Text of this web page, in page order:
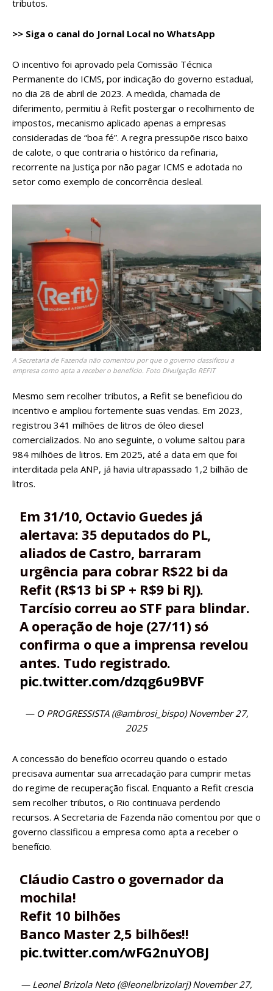
tributos.
>> Siga o canal do Jornal Local no WhatsApp
O incentivo foi aprovado pela Comissão Técnica
Permanente do ICMS, por indicação do governo estadual,
no dia 28 de abril de 2023. A medida, chamada de
diferimento, permitiu à Refit postergar o recolhimento de
impostos, mecanismo aplicado apenas a empresas
consideradas de “boa fé”. A regra pressupõe risco baixo
de calote, o que contraria o histórico da refinaria,
recorrente na Justiça por não pagar ICMS e adotada no
setor como exemplo de concorrência desleal.
A Secretaria de Fazenda não comentou por que o governo classificou a
empresa como apta a receber o benefício. Foto Divulgação REFIT
Mesmo sem recolher tributos, a Refit se beneficiou do
incentivo e ampliou fortemente suas vendas. Em 2023,
registrou 341 milhões de litros de óleo diesel
comercializados. No ano seguinte, o volume saltou para
984 milhões de litros. Em 2025, até a data em que foi
interditada pela ANP, já havia ultrapassado 1,2 bilhão de
litros.
Em 31/10, Octavio Guedes já
alertava: 35 deputados do PL,
aliados de Castro, barraram
urgência para cobrar R$22 bi da
Refit (R$13 bi SP + R$9 bi RJ).
Tarcísio correu ao STF para blindar.
A operação de hoje (27/11) só
confirma o que a imprensa revelou
antes. Tudo registrado.
pic.twitter.com/dzqg6u9BVF
— O PROGRESSISTA (@ambrosi_bispo)November 27,
2025
A concessão do benefício ocorreu quando o estado
precisava aumentar sua arrecadação para cumprir metas
do regime de recuperação fiscal. Enquanto a Refit crescia
sem recolher tributos, o Rio continuava perdendo
recursos. A Secretaria de Fazenda não comentou por que o
governo classificou a empresa como apta a receber o
benefício.
Cláudio Castro o governador da
mochila!
Refit 10 bilhões
Banco Master 2,5 bilhões!!
pic.twitter.com/wFG2nuYOBJ
— Leonel Brizola Neto (@leonelbrizolarj)November 27,